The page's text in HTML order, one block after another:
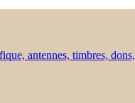
antennes, timbres, dons,